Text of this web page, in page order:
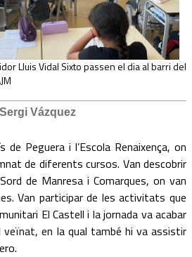
Lluis Vidal Sixto passen el dia al barri del
Vázquez
Peguera i l’Escola Renaixença, on
de diferents cursos. Van descobrir
de Manresa i Comarques, on van
Van participar de les activitats que
El Castell i la jornada va acabar
veïnat, en la qual també hi va assistir